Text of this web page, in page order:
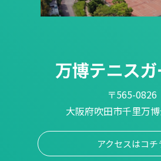
〒565-0826
大阪府吹田市千里万
アクセスはコチ